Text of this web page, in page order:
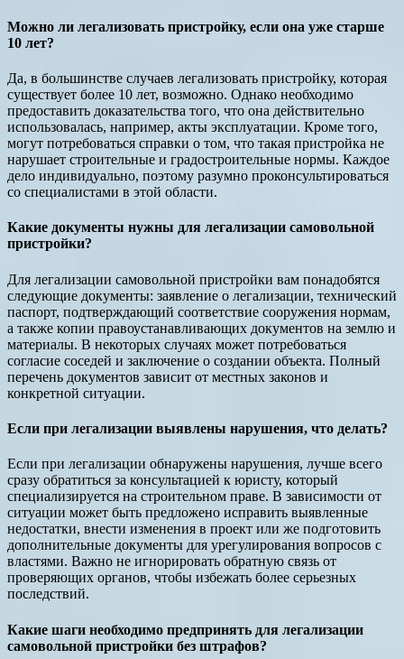
Можно ли легализовать пристройку, если она уже старше
10 лет?
Да, в большинстве случаев легализовать пристройку, которая
существует более 10 лет, возможно. Однако необходимо
предоставить доказательства того, что она действительно
использовалась, например, акты эксплуатации. Кроме того,
могут потребоваться справки о том, что такая пристройка не
нарушает строительные и градостроительные нормы. Каждое
дело индивидуально, поэтому разумно проконсультироваться
со специалистами в этой области.
Какие документы нужны для легализации самовольной
пристройки?
Для легализации самовольной пристройки вам понадобятся
следующие документы: заявление о легализации, технический
паспорт, подтверждающий соответствие сооружения нормам,
а также копии правоустанавливающих документов на землю и
материалы. В некоторых случаях может потребоваться
согласие соседей и заключение о создании объекта. Полный
перечень документов зависит от местных законов и
конкретной ситуации.
Если при легализации выявлены нарушения, что делать?
Если при легализации обнаружены нарушения, лучше всего
сразу обратиться за консультацией к юристу, который
специализируется на строительном праве. В зависимости от
ситуации может быть предложено исправить выявленные
недостатки, внести изменения в проект или же подготовить
дополнительные документы для урегулирования вопросов с
властями. Важно не игнорировать обратную связь от
проверяющих органов, чтобы избежать более серьезных
последствий.
Какие шаги необходимо предпринять для легализации
самовольной пристройки без штрафов?